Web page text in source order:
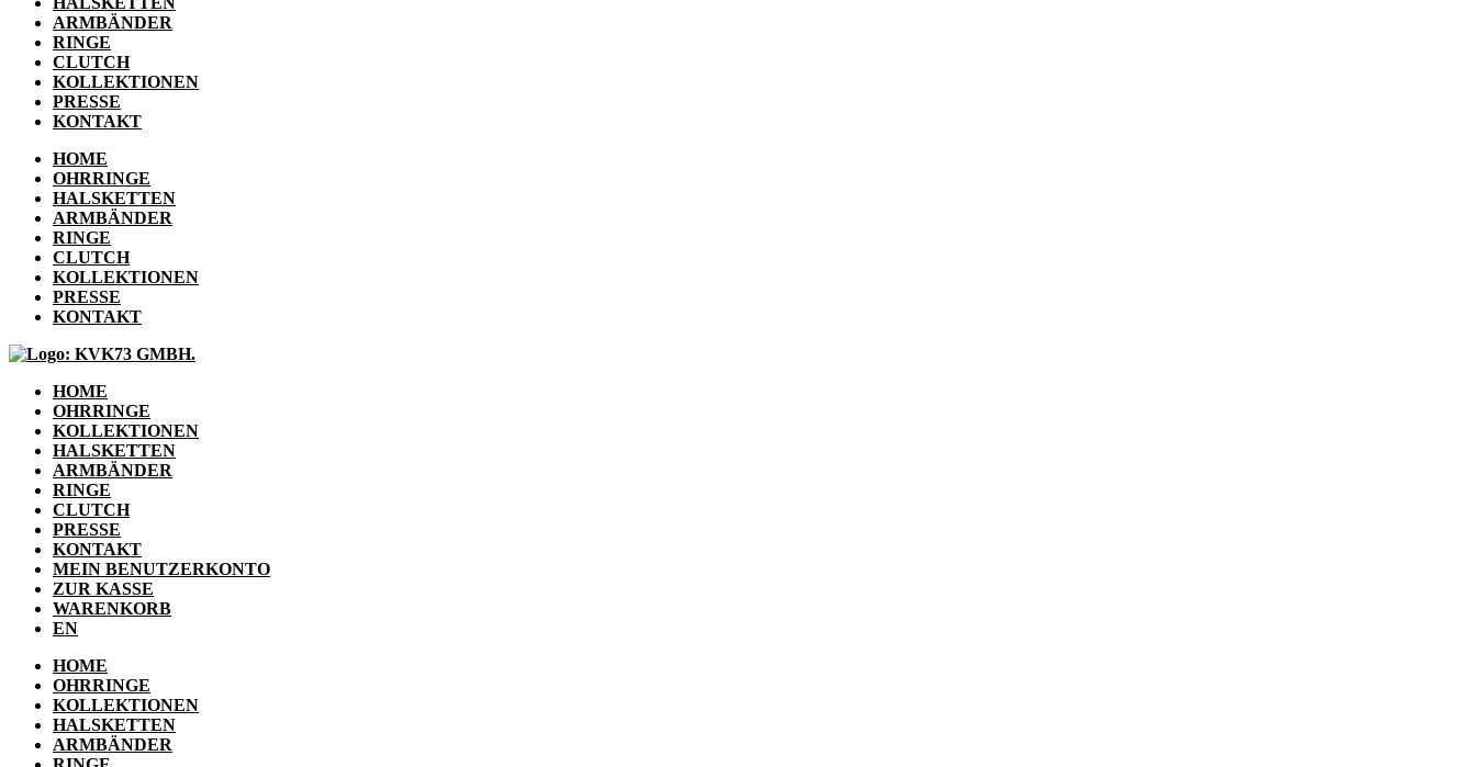
ARMBÄNDER
RINGE
CLUTCH
KOLLEKTIONEN
PRESSE
KONTAKT
HOME
OHRRINGE
HALSKETTEN
ARMBÄNDER
RINGE
CLUTCH
KOLLEKTIONEN
PRESSE
KONTAKT
HOME
OHRRINGE
KOLLEKTIONEN
HALSKETTEN
ARMBÄNDER
RINGE
CLUTCH
PRESSE
KONTAKT
MEIN BENUTZERKONTO
ZUR KASSE
WARENKORB
EN
HOME
OHRRINGE
KOLLEKTIONEN
HALSKETTEN
ARMBÄNDER